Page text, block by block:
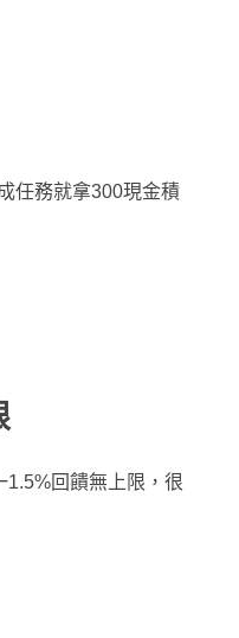
任務就拿300現金積
1.5%回饋無上限，很